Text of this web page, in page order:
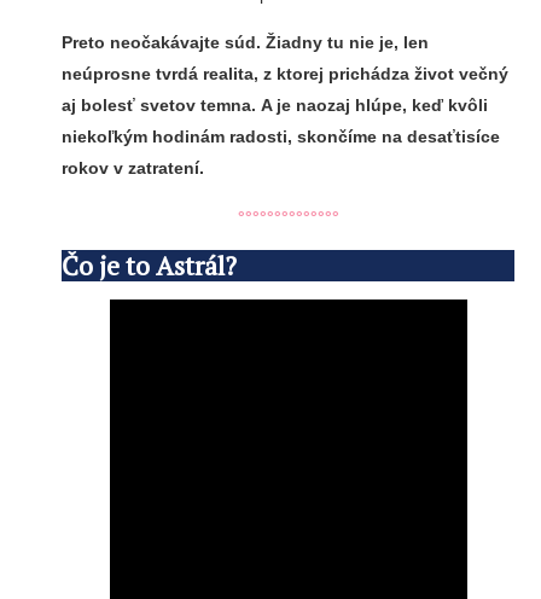
Preto neočakávajte súd. Žiadny tu nie je, len
neúprosne tvrdá realita, z ktorej prichádza život večný
aj bolesť svetov temna. A je naozaj hlúpe, keď kvôli
niekoľkým hodinám radosti, skončíme na desaťtisíce
rokov v zatratení.
°°°°°°°°°°°°°°
Čo je to Astrál?